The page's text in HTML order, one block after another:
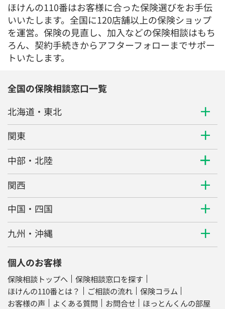
ほけんの110番はお客様に合った保険選びをお手伝
いいたします。全国に120店舗以上の保険ショップ
を運営。保険の見直し、加入などの保険相談はもち
ろん、契約手続きからアフターフォローまでサポー
トいたします。
全国の保険相談窓口一覧
北海道・東北
関東
中部・北陸
関西
中国・四国
九州・沖縄
個人のお客様
保険相談トップへ
保険相談窓口を探す
ほけんの110番とは？
ご相談の流れ
保険コラム
お客様の声
よくある質問 お問合せ ほっとんくんの部屋